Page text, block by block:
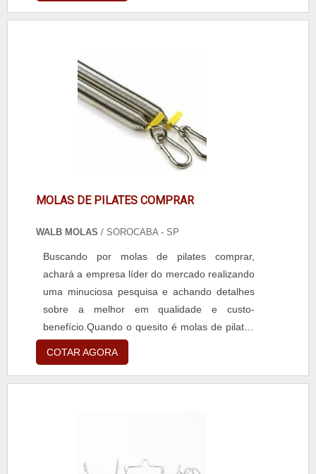
MOLAS DE PILATES COMPRAR
WALB MOLAS / SOROCABA - SP
Buscando por molas de pilates comprar,
achará a empresa líder do mercado realizando
uma minuciosa pesquisa e achando detalhes
sobre a melhor em qualidade e custo-
benefício.Quando o quesito é molas de pilates
comprar, com a melhor mão de obra da Walb
Molas o cliente conseguirá proteção com mais
onde são realizadas as atividades e estrutura
COTAR AGORA